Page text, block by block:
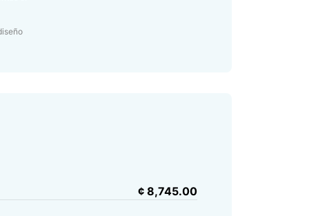
¢ 8,745.00